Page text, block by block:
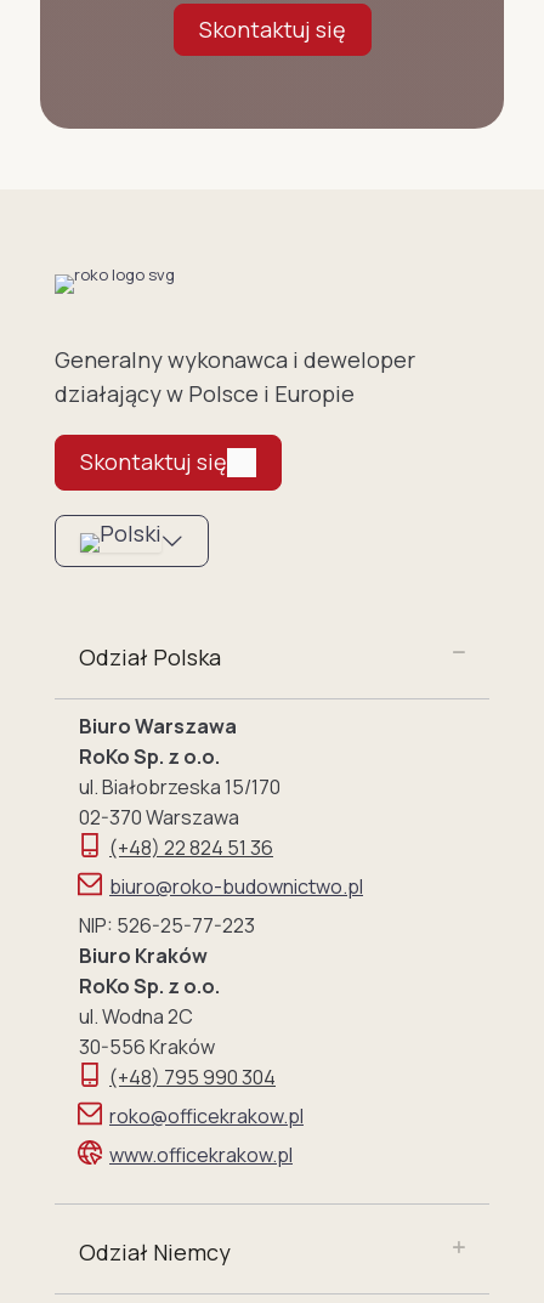
Skontaktuj się
Generalny wykonawca i deweloper
działający w Polsce i Europie
Skontaktuj się
Odział Polska
Biuro Warszawa
RoKo Sp. z o.o.
ul. Białobrzeska 15/170
02-370 Warszawa
(+48) 22 824 51 36
biuro@roko-budownictwo.pl
NIP: 526-25-77-223
Biuro Kraków
RoKo Sp. z o.o.
ul. Wodna 2C
30-556 Kraków
(+48) 795 990 304
roko@officekrakow.pl
www.officekrakow.pl
Odział Niemcy